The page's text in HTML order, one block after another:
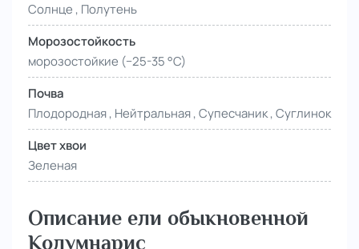
Солнце , Полутень
Морозостойкость
морозостойкие (−25-35 °С)
Почва
Плодородная , Нейтральная , Супесчаник , Суглинок
Цвет хвои
Зеленая
Описание ели обыкновенной
Колумнарис